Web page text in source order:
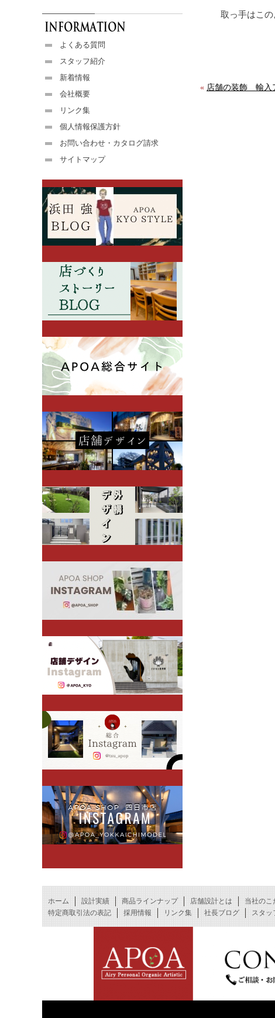
取っ手はこの
« 店舗の装飾 輸入
よくある質問
スタッフ紹介
新着情報
会社概要
リンク集
個人情報保護方針
お問い合わせ・カタログ請求
サイトマップ
ホーム 設計実績 商品ラインナップ 店舗設計とは 当社のこ
特定商取引法の表記
採用情報 リンク集 社長ブログ スタッ